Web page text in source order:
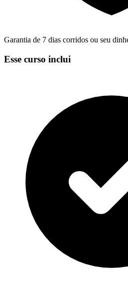
Garantia de 7 dias corridos ou seu
Esse curso inclui